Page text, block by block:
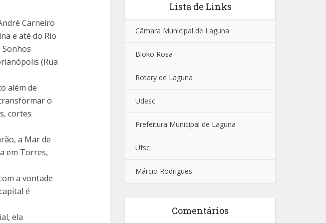
Carneiro
e até do Rio
Sonhos
(Rua
além de
o
cortes
a Mar de
em Torres,
a vontade
é
ela
Lista de Links
Câmara Municipal de Laguna
Bloko Rosa
Rotary de Laguna
Udesc
Prefeitura Municipal de Laguna
Ufsc
Márcio Rodrigues
Comentários